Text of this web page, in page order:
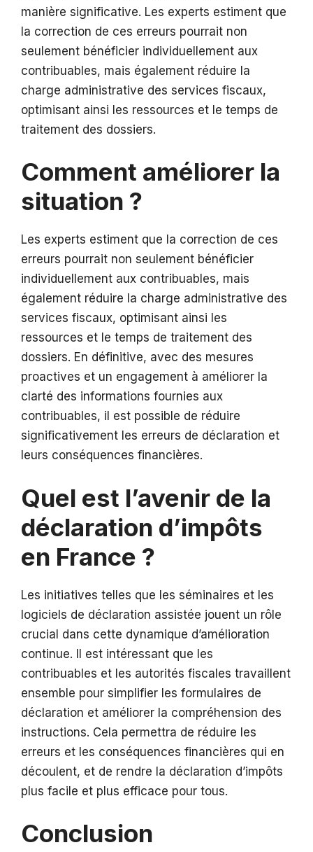
manière significative. Les experts estiment que
la correction de ces erreurs pourrait non
seulement bénéficier individuellement aux
contribuables, mais également réduire la
charge administrative des services fiscaux,
optimisant ainsi les ressources et le temps de
traitement des dossiers.
Comment améliorer la
situation ?
Les experts estiment que la correction de ces
erreurs pourrait non seulement bénéficier
individuellement aux contribuables, mais
également réduire la charge administrative des
services fiscaux, optimisant ainsi les
ressources et le temps de traitement des
dossiers. En définitive, avec des mesures
proactives et un engagement à améliorer la
clarté des informations fournies aux
contribuables, il est possible de réduire
significativement les erreurs de déclaration et
leurs conséquences financières.
Quel est l’avenir de la
déclaration d’impôts
en France ?
Les initiatives telles que les séminaires et les
logiciels de déclaration assistée jouent un rôle
crucial dans cette dynamique d’amélioration
continue. Il est intéressant que les
contribuables et les autorités fiscales travaillent
ensemble pour simplifier les formulaires de
déclaration et améliorer la compréhension des
instructions. Cela permettra de réduire les
erreurs et les conséquences financières qui en
découlent, et de rendre la déclaration d’impôts
plus facile et plus efficace pour tous.
Conclusion